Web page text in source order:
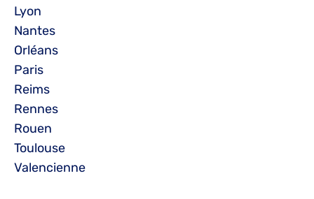
Lyon
Nantes
Orléans
Paris
Reims
Rennes
Rouen
Toulouse
Valencienne